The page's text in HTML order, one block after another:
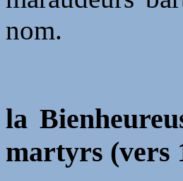
nom.
la
martyrs (vers